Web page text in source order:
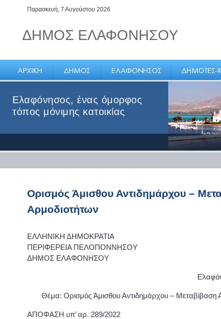
Παρασκευή, 7 Αυγούστου 2026
ΔΗΜΟΣ ΕΛΑΦΟΝΗΣΟΥ
Ελαφόνησος, ένας όμορφος
τόπος μόνιμης κατοικίας
Ορισμός Άμισθου Αντιδημάρχου –
Αρμοδιοτήτων
ΕΛΛΗΝΙΚΗ ΔΗΜΟΚΡΑΤΙΑ
ΠΕΡΙΦΕΡΕΙΑ ΠΕΛΟΠΟΝΝΗΣΟΥ
ΔΗΜΟΣ ΕΛΑΦΟΝΗΣΟΥ
Θέμα: Ορισμός Άμισθου Αντιδημάρχου – Μεταβίβαση
ΑΠΟΦΑΣΗ υπ’ αρ. 289/2022